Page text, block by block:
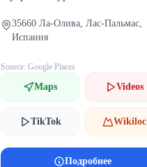
35660 Ла-Олива, Лас-Пальмас,
Испания
Source: Google Places
Maps Videos
TikTok Wikiloc
Подробнее